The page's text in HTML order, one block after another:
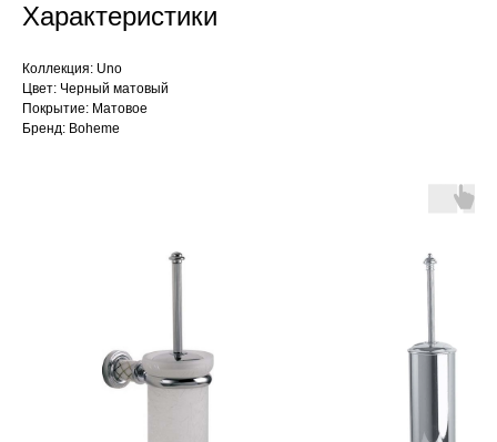
Характеристики
Коллекция: Uno
Цвет: Черный матовый
Покрытие: Матовое
Бренд: Boheme